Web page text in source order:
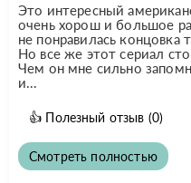
Это интересный
очень хорош и большое
не понравилась концовка
Но все же этот сериал
Чем он мне сильно
и...
👍 Полезный отзыв (0)
Смотреть полностью